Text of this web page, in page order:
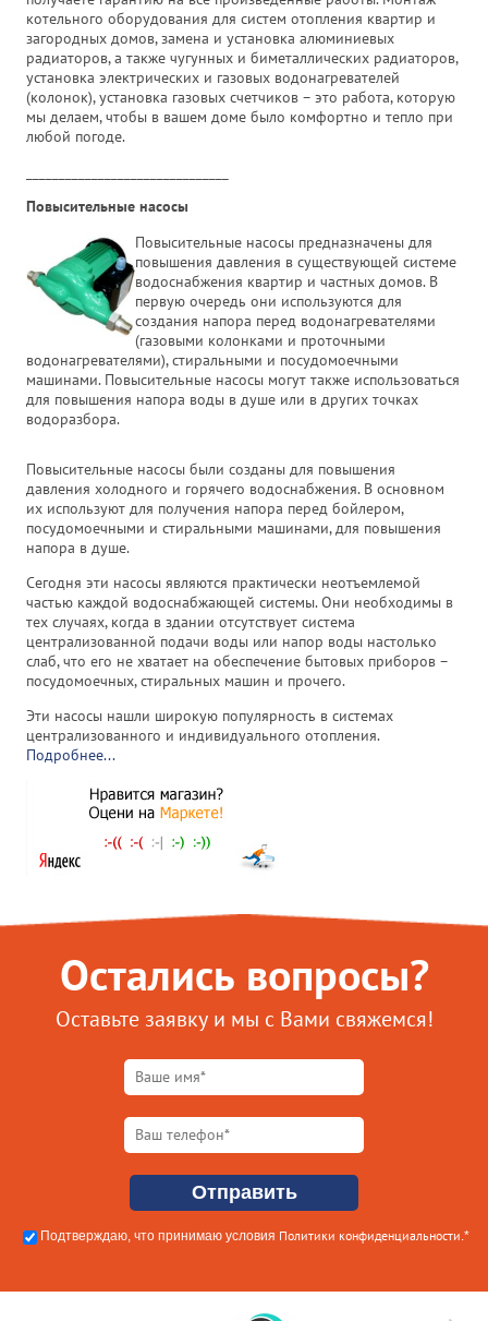
котельного оборудования для систем отопления квартир и
загородных домов, замена и установка алюминиевых
радиаторов, а также чугунных и биметаллических радиаторов,
установка электрических и газовых водонагревателей
(колонок), установка газовых счетчиков – это работа, которую
мы делаем, чтобы в вашем доме было комфортно и тепло при
любой погоде.
Повысительные насосы
Повысительные насосы предназначены для
повышения давления в существующей системе
водоснабжения квартир и частных домов. В
первую очередь они используются для
создания напора перед водонагревателями
(газовыми колонками и проточными
водонагревателями), стиральными и посудомоечными
машинами. Повысительные насосы могут также использоваться
для повышения напора воды в душе или в других точках
водоразбора.
Повысительные насосы были созданы для повышения
давления холодного и горячего водоснабжения. В основном
их используют для получения напора перед бойлером,
посудомоечными и стиральными машинами, для повышения
напора в душе.
Сегодня эти насосы являются практически неотъемлемой
частью каждой водоснабжающей системы. Они необходимы в
тех случаях, когда в здании отсутствует система
централизованной подачи воды или напор воды настолько
слаб, что его не хватает на обеспечение бытовых приборов –
посудомоечных, стиральных машин и прочего.
Эти насосы нашли широкую популярность в системах
централизованного и индивидуального отопления.
Подробнее...
Остались вопросы?
Оставьте заявку и мы с Вами свяжемся!
Подтверждаю, что принимаю условия Политики конфиденциальности.*